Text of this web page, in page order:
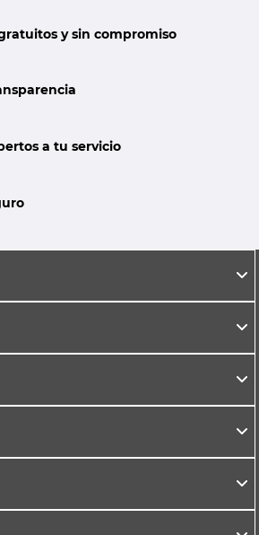
y sin compromiso
a tu servicio